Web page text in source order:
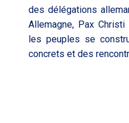
des délégations
Allemagne, Pax
les peuples se
concrets et des